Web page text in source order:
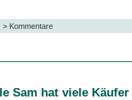
> Kommentare
Sam hat viele Käufer